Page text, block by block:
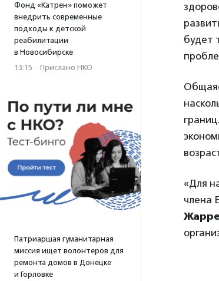
Фонд «Катрен» поможет
внедрить современные
подходы к детской
реабилитации
в Новосибирске
13:15 · Прислано НКО
Патриаршая гуманитарная
миссия ищет волонтеров для
ремонта домов в Донецке
и Горловке
будет
«Для
члена